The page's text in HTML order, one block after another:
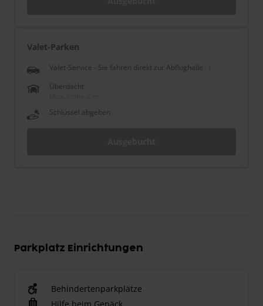
Valet-Parken
Valet-Service - Sie fahren direkt zur Abflughalle
Überdacht
Schlüssel abgeben
Parkplatz Einrichtungen
Behindertenparkplätze